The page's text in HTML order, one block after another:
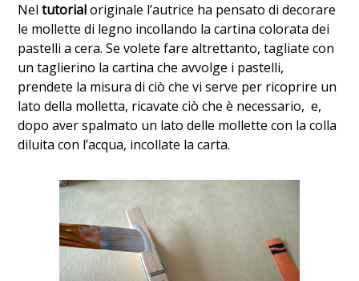
Neltutorialoriginale l’autrice ha pensato di decorare
le mollette di legno incollando la cartina colorata dei
pastelli a cera. Se volete fare altrettanto, tagliate con
un taglierino la cartina che avvolge i pastelli,
prendete la misura di ciò che vi serve per ricoprire un
lato della molletta, ricavate ciò che è necessario, e,
dopo aver spalmato un lato delle mollette con la colla
diluita con l’acqua, incollate la carta.